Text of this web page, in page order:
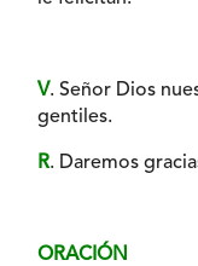
V. Señor Dios
gentiles.
R. Daremos
ORACIÓN